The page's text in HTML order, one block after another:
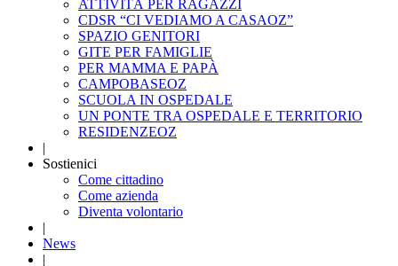
ATTIVITÀ PER RAGAZZI
CDSR “CI VEDIAMO A CASAOZ”
SPAZIO GENITORI
GITE PER FAMIGLIE
PER MAMMA E PAPÀ
CAMPOBASEOZ
SCUOLA IN OSPEDALE
UN PONTE TRA OSPEDALE E TERRITORIO
RESIDENZEOZ
|
Sostienici
Come cittadino
Come azienda
Diventa volontario
|
News
|